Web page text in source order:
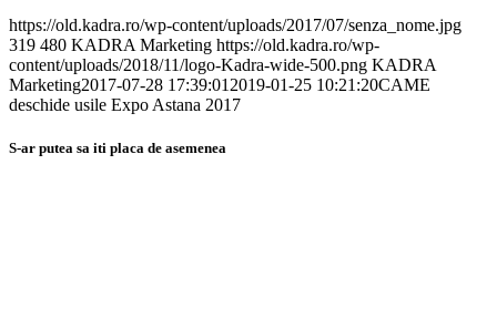
https://old.kadra.ro/wp-content/uploads/2017/07/senza_nome.jpg
319 480 KADRA Marketing https://old.kadra.ro/wp-
content/uploads/2018/11/logo-Kadra-wide-500.png KADRA
Marketing2017-07-28 17:39:01 2019-01-25 10:21:20CAME
deschide usile Expo Astana 2017
S-ar putea sa iti placa de asemenea